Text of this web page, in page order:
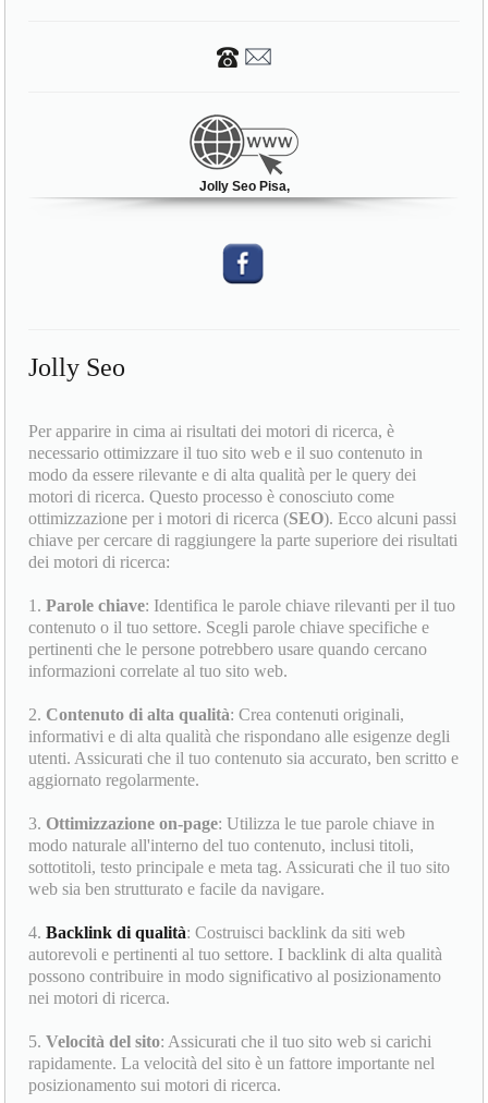
Jolly Seo Pisa,
Jolly Seo
Per apparire in cima ai risultati dei motori di ricerca, è
necessario ottimizzare il tuo sito web e il suo contenuto in
modo da essere rilevante e di alta qualità per le query dei
motori di ricerca. Questo processo è conosciuto come
ottimizzazione per i motori di ricerca (SEO). Ecco alcuni passi
chiave per cercare di raggiungere la parte superiore dei risultati
dei motori di ricerca:
1.Parole chiave: Identifica le parole chiave rilevanti per il tuo
contenuto o il tuo settore. Scegli parole chiave specifiche e
pertinenti che le persone potrebbero usare quando cercano
informazioni correlate al tuo sito web.
2. Contenuto di alta qualità: Crea contenuti originali,
informativi e di alta qualità che rispondano alle esigenze degli
utenti. Assicurati che il tuo contenuto sia accurato, ben scritto e
aggiornato regolarmente.
3. Ottimizzazione on-page: Utilizza le tue parole chiave in
modo naturale all'interno del tuo contenuto, inclusi titoli,
sottotitoli, testo principale e meta tag. Assicurati che il tuo sito
web sia ben strutturato e facile da navigare.
4.Backlink di qualità: Costruisci backlink da siti web
autorevoli e pertinenti al tuo settore. I backlink di alta qualità
possono contribuire in modo significativo al posizionamento
nei motori di ricerca.
5.Velocità del sito: Assicurati che il tuo sito web si carichi
rapidamente. La velocità del sito è un fattore importante nel
posizionamento sui motori di ricerca.